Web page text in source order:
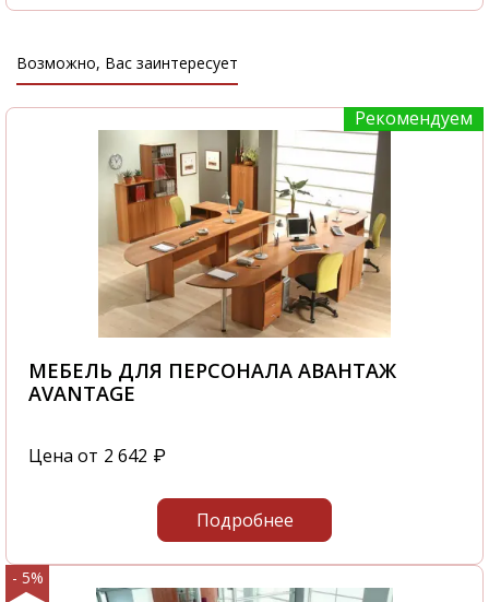
Возможно, Вас заинтересует
Рекомендуем
МЕБЕЛЬ ДЛЯ ПЕРСОНАЛА АВАНТАЖ
AVANTAGE
Цена от 2 642 ₽
Подробнее
- 5%